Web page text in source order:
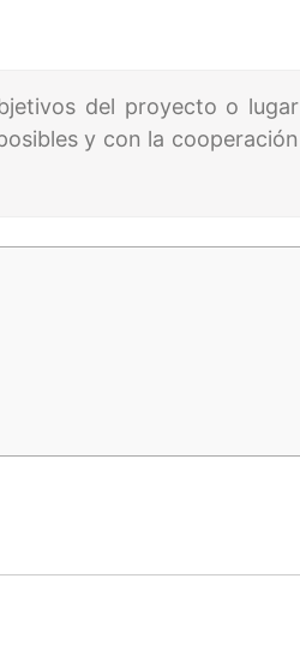
del proyecto o lugar
y con la cooperación